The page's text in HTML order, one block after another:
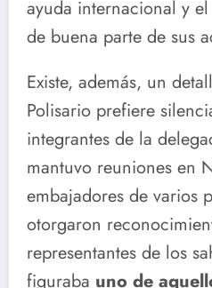
ayuda internacional y
de buena parte de sus
Existe, además, un
Polisario prefiere
integrantes de la
mantuvo reuniones en
embajadores de varios
otorgaron
representantes de los
figuraba uno de